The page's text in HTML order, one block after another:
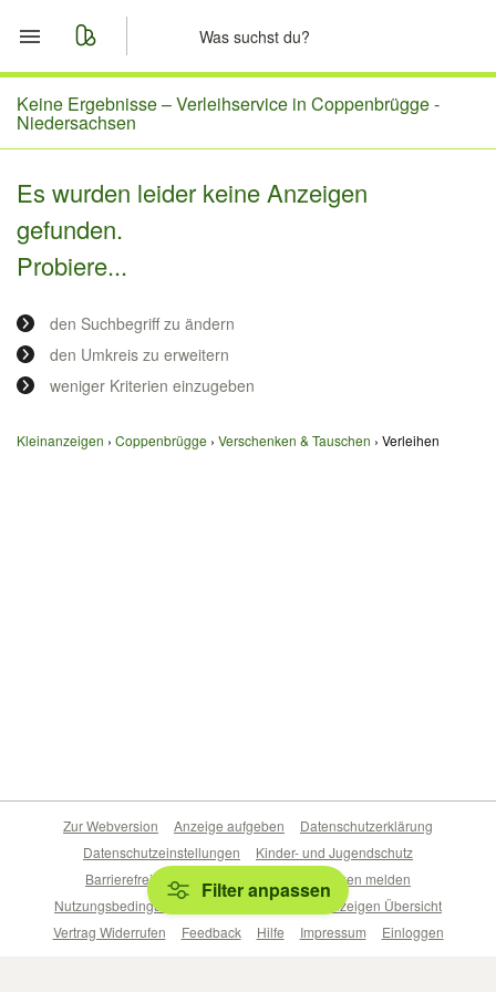
Start
Merkliste
Nachrichten
Anzeige aufgeben
Keine Ergebnisse –Verleihservice in Coppenbrügge -
Niedersachsen
Es wurden leider keine Anzeigen
gefunden.
Probiere...
den Suchbegriff zu ändern
den Umkreis zu erweitern
weniger Kriterien einzugeben
Kleinanzeigen Coppenbrügge Verschenken & Tauschen Verleihen
Filter anpassen
Zur Webversion Anzeige aufgeben
Datenschutzerklärung
Datenschutzeinstellungen
Kinder- und Jugendschutz
Barrierefreiheitserklärung
Sicherheitslücken melden
Nutzungsbedingungen
Beliebte Suchen
Anzeigen Übersicht
Vertrag Widerrufen
Feedback Hilfe Impressum Einloggen